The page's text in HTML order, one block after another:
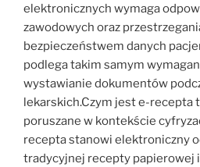
elektronicznych wymaga
zawodowych oraz
bezpieczeństwem danych
podlega takim samym
wystawianie dokumentów
lekarskich.Czym jest e-recepta
poruszane w kontekście
recepta stanowi elektroniczny
tradycyjnej recepty papierowej